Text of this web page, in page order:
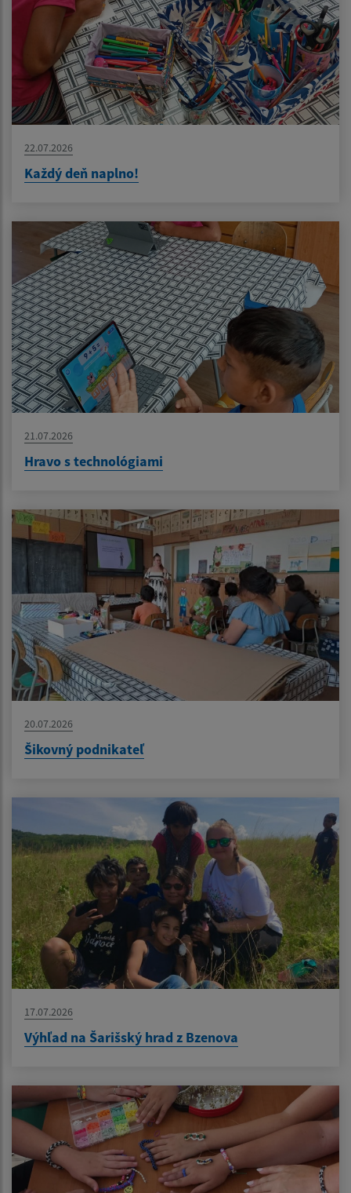
22.07.2026
Každý deň naplno!
21.07.2026
Hravo s technológiami
20.07.2026
Šikovný podnikateľ
17.07.2026
Výhľad na Šarišský hrad z Bzenova